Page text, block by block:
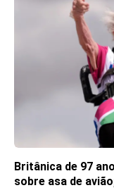
Britânica de 97
sobre asa de